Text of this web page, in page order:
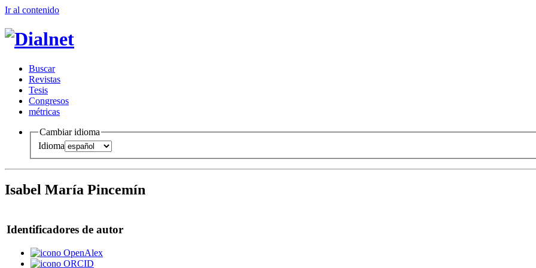
Ir al contenido
Buscar
Revistas
Tesis
Congresos
métricas
Cambiar idioma
Idioma
Isabel María Pincemín
Identificadores de autor
OpenAlex
ORCID